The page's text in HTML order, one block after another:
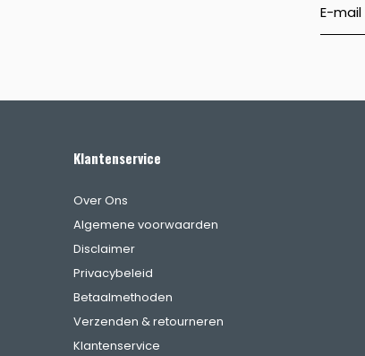
Klantenservice
Over Ons
Algemene voorwaarden
Disclaimer
Privacybeleid
Betaalmethoden
Verzenden & retourneren
Klantenservice